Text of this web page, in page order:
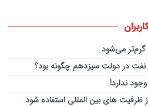
در دولت سیزدهم چگونه بود؟
ندارد!
ظرفیت های بین المللی استفاده شود